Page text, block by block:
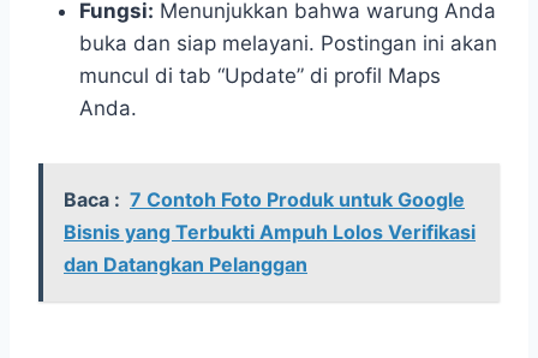
Fungsi: Menunjukkan bahwa warung Anda
buka dan siap melayani. Postingan ini akan
muncul di tab “Update” di profil Maps
Anda.
Baca : 7 Contoh Foto Produk untuk Google
Bisnis yang Terbukti Ampuh Lolos Verifikasi
dan Datangkan Pelanggan